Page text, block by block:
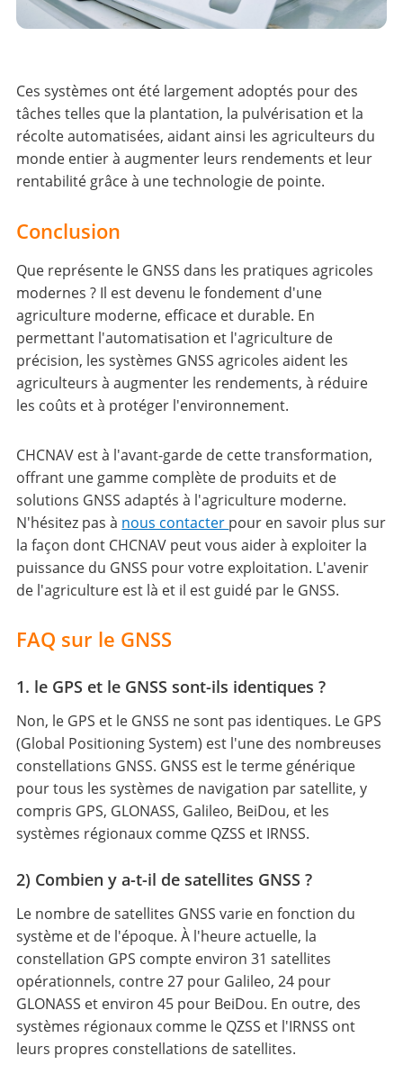
Ces systèmes ont été largement adoptés pour des
tâches telles que la plantation, la pulvérisation et la
récolte automatisées, aidant ainsi les agriculteurs du
monde entier à augmenter leurs rendements et leur
rentabilité grâce à une technologie de pointe.
Conclusion
Que représente le GNSS dans les pratiques agricoles
modernes ? Il est devenu le fondement d'une
agriculture moderne, efficace et durable. En
permettant l'automatisation et l'agriculture de
précision, les systèmes GNSS agricoles aident les
agriculteurs à augmenter les rendements, à réduire
les coûts et à protéger l'environnement.
CHCNAV est à l'avant-garde de cette transformation,
offrant une gamme complète de produits et de
solutions GNSS adaptés à l'agriculture moderne.
N'hésitez pas à nous contacter pour en savoir plus sur
la façon dont CHCNAV peut vous aider à exploiter la
puissance du GNSS pour votre exploitation. L'avenir
de l'agriculture est là et il est guidé par le GNSS.
FAQ sur le GNSS
1. le GPS et le GNSS sont-ils identiques ?
Non, le GPS et le GNSS ne sont pas identiques. Le GPS
(Global Positioning System) est l'une des nombreuses
constellations GNSS. GNSS est le terme générique
pour tous les systèmes de navigation par satellite, y
compris GPS, GLONASS, Galileo, BeiDou, et les
systèmes régionaux comme QZSS et IRNSS.
2) Combien y a-t-il de satellites GNSS ?
Le nombre de satellites GNSS varie en fonction du
système et de l'époque. À l'heure actuelle, la
constellation GPS compte environ 31 satellites
opérationnels, contre 27 pour Galileo, 24 pour
GLONASS et environ 45 pour BeiDou. En outre, des
systèmes régionaux comme le QZSS et l'IRNSS ont
leurs propres constellations de satellites.